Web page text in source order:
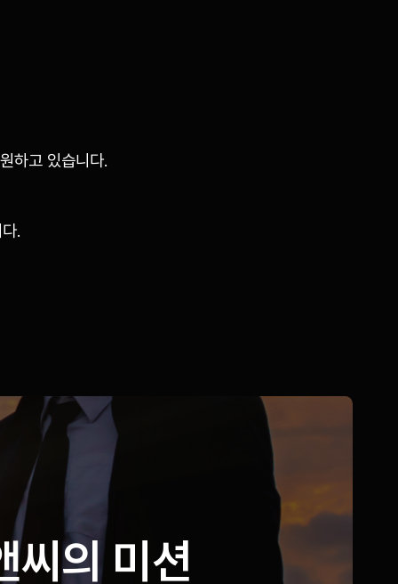
하고 있습니다.
.
씨의 미션